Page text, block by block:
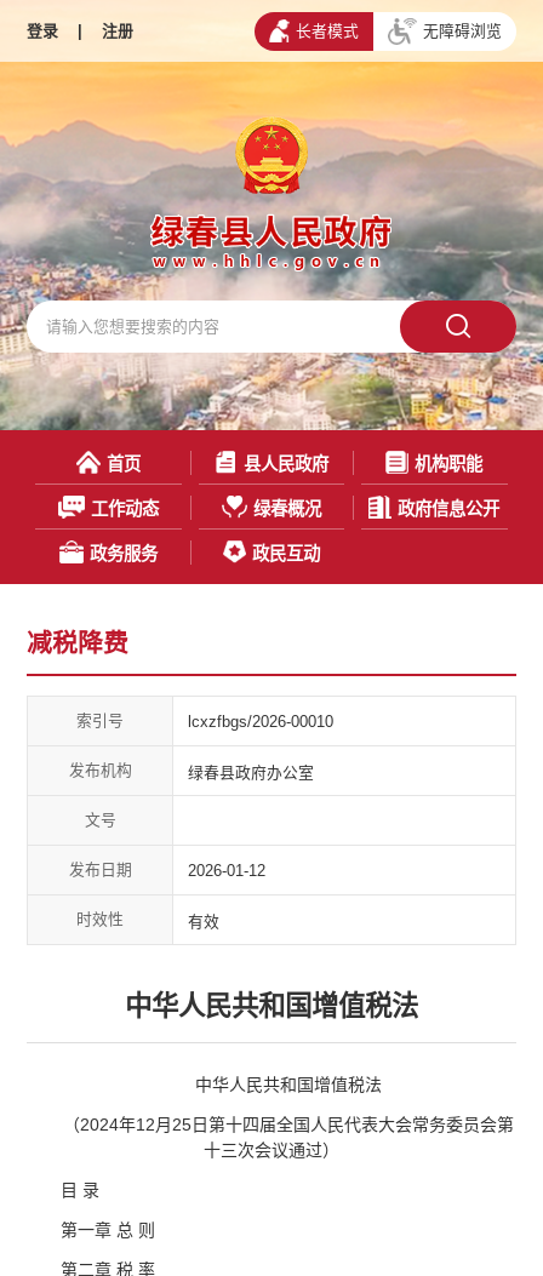
登录 | 注册 长者模式 无障碍浏览
首页 县人民政府 机构职能
工作动态 绿春概况 政府信息公开
政务服务 政民互动
减税降费
索引号 lcxzfbgs/2026-00010
发布机构 绿春县政府办公室
文号
发布日期 2026-01-12
时效性 有效
中华人民共和国增值税法
中华人民共和国增值税法
（2024年12月25日第十四届全国人民代表大会常务委员会第
十三次会议通过）
目 录
第一章 总 则
第二章 税 率